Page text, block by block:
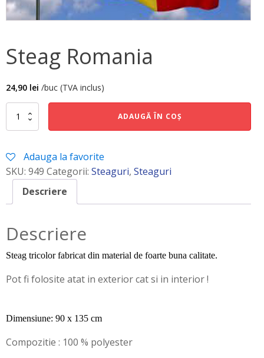
Steag Romania
24,90 lei /buc (TVA inclus)
Cantitate
ADAUGĂ ÎN COȘ
Adauga la favorite
SKU: 949 Categorii: Steaguri, Steaguri
Descriere
Descriere
Steag tricolor fabricat din material de foarte buna calitate.
Pot fi folosite atat in exterior cat si in interior !
Dimensiune: 90 x 135 cm
Compozitie : 100 % polyester